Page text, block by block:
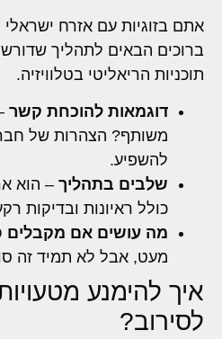
אתם בזוגיות עם אזרח
ברוכים הבאים לתהליך
תוכניות הריאליטי בטלוויזיה.
דוגמאות להוכחת קשר
משותף? הצהרות של
להשפיע.
שלבים בתהליך – הוא
כולל ראיונות ובדיקות
מה עושים אם מקבלים
מעט, אבל לא תמיד זה
איך להימנע
לסירוב?